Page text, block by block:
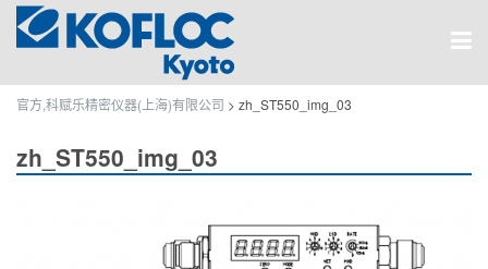
官方,科赋乐精密仪器(上海)有限公司 > zh_ST550_img_03
zh_ST550_img_03